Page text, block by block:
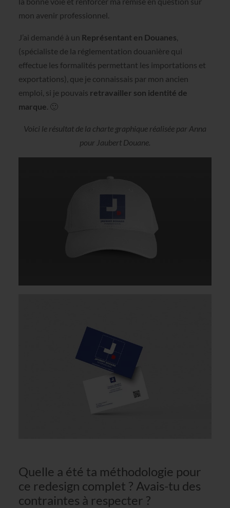
mon avenir professionnel.
J’ai demandé à un Représentant en Douanes,
(spécialiste de la réglementation douanière qui
effectue les formalités permettant les importations et
exportations), que je connaissais par mon ancien
emploi, si je pouvais retravailler son identité de
marque. 🙂
Voici le résultat de la charte graphique réalisée par Anna
pour Jaubert Douane.
Quelle a été ta méthodologie pour
ce redesign complet ? Avais-tu des
contraintes à respecter ?